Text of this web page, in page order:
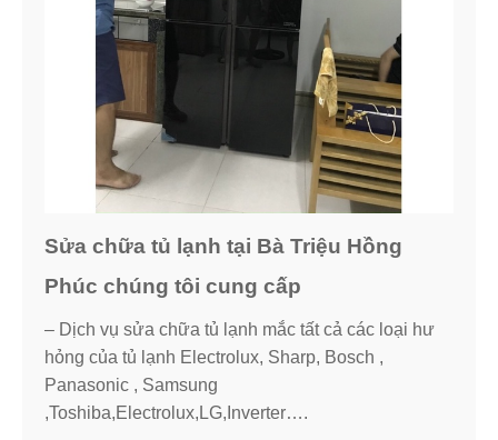
Sửa chữa tủ lạnh tại Bà Triệu Hồng
Phúc chúng tôi cung cấp
– Dịch vụ sửa chữa tủ lạnh mắc tất cả các loại hư
hỏng của tủ lạnh Electrolux, Sharp, Bosch ,
Panasonic , Samsung
,Toshiba,Electrolux,LG,Inverter….